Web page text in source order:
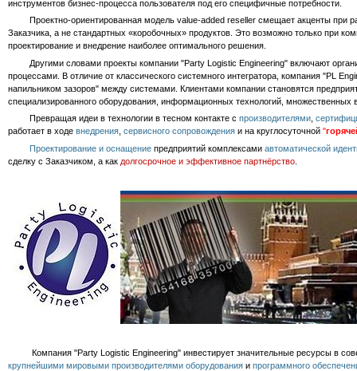
инструментов бизнес-процесса пользователя под его специфичные потребности.
Проектно-ориентированная модель value-added reseller смещает акценты при
Заказчика, а не стандартных «коробочных» продуктов. Это возможно только при
проектирование и внедрение наиболее оптимального решения.
Другими словами проекты компании "Party Logistic Engineering" включают
процессами. В отличие от классического системного интегратора, компания "PL
напильником зазоров" между системами. Клиентами компании становятся
специализированного оборудования, информационных технологий, множественных
Превращая идеи в технологии в тесном контакте с производителями,
работает в ходе внедрения, сервисного сопровожденияи на круглосуточной "
Проектирование и оснащениепредприятий комплексами автоматической
сделку с Заказчиком, а как долгосрочное и эффективное партнёрство.
Компания "Party Logistic Engineering" инвестирует значительные ресурсы в
крупнейшими мировыми производителями оборудованияи программного